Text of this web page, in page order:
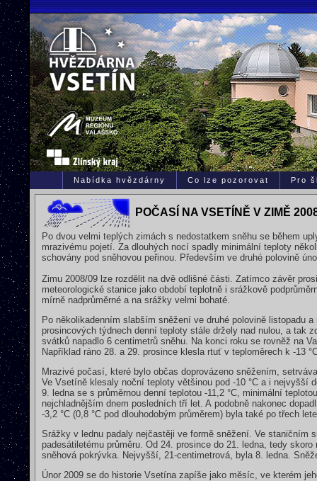
Nabídka hvězdárny Co lze pozorovat Pro
POČASÍ NA VSETÍNĚ V ZIMĚ
Po dvou velmi teplých zimách s nedostatkem sněhu se během
mrazivému pojetí. Za dlouhých nocí spadly minimální teploty
schovány pod sněhovou peřinou. Především ve druhé polovině
Zimu 2008/09 lze rozdělit na dvě odlišné části. Zatímco závěr
meteorologické stanice jako období teplotně i srážkově
mírně nadprůměrné a na srážky velmi bohaté.
Po několikadenním slabším sněžení ve druhé polovině listopadu
prosincových týdnech denní teploty stále držely nad nulou, a tak
svátků napadlo 6 centimetrů sněhu. Na konci roku se rovněž na
Například ráno 28. a 29. prosince klesla rtuť v teploměrech k -13
Mrazivé počasí, které bylo občas doprovázeno sněžením,
Ve Vsetíně klesaly noční teploty většinou pod -10 °C a i nejvyšší
9. ledna se s průměrnou denní teplotou -11,2 °C, minimální
nejchladnějším dnem posledních tří let. A podobně nakonec
-3,2 °C (0,8 °C pod dlouhodobým průměrem) byla také po třech
Srážky v lednu padaly nejčastěji ve formě sněžení. Ve staničním
padesátiletému průměru. Od 24. prosince do 21. ledna, tedy
sněhová pokrývka. Nejvyšší, 21-centimetrová, byla 8. ledna.
Únor 2009 se do historie Vsetína zapíše jako měsíc, ve kterém